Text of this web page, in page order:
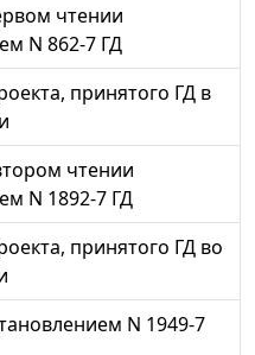
чтении
N 862-7 ГД
принятого ГД в
чтении
N 1892-7 ГД
принятого ГД во
N 1949-7